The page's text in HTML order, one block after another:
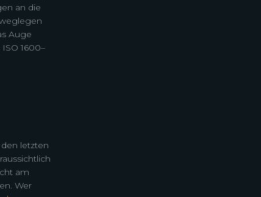
an die
Auge
1600–
letzten
am
Wer